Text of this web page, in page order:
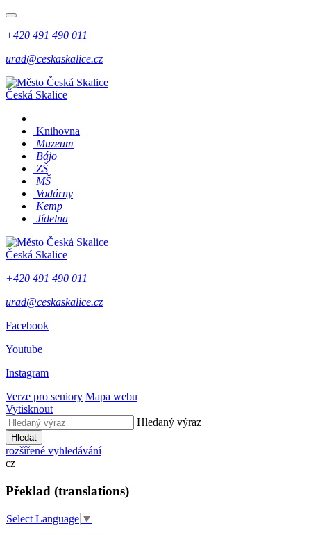
+420 491 490 011
urad@ceskaskalice.cz
Česká Skalice
Knihovna
Muzeum
Bájo
ZŠ
MŠ
Vodárny
Kemp
Jídelna
Česká Skalice
+420 491 490 011
urad@ceskaskalice.cz
Facebook
Youtube
Instagram
Verze pro seniory Mapa webu
Vytisknout
Hledaný výraz
Hledat
rozšířené vyhledávání
cz
Překlad (translations)
Select Language ▼